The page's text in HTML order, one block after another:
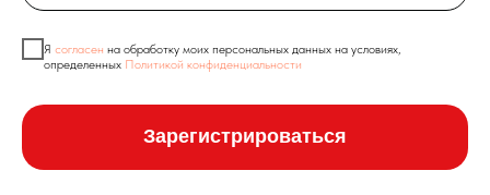
Я согласен на обработку моих персональных данных на условиях,
определенных Политикой конфиденциальности
Зарегистрироваться